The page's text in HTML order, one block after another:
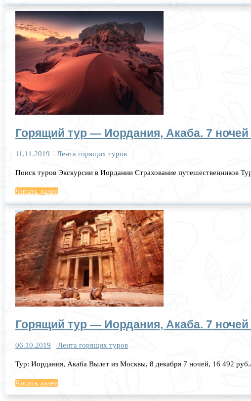
Горящий тур — Иордания, Акаба. 7
11.11.2019 Лента горящих туров
Поиск туров Экскурсии в Иордании Страхование путешественников
Читать далее
Горящий тур — Иордания, Акаба. 7
06.10.2019 Лента горящих туров
Тур: Иордания​, Акаба Вылет из Москвы, 8 декабря​ 7 ночей, 16 492
Читать далее